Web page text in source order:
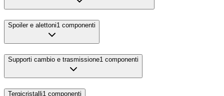
Spoiler e alettoni1 componenti
Supporti cambio e trasmissione1 componenti
Tergicristalli1 componenti